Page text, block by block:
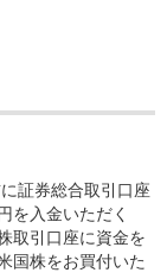
証券総合取引口座
を入金いただく
取引口座に資金を
国株をお買付いた